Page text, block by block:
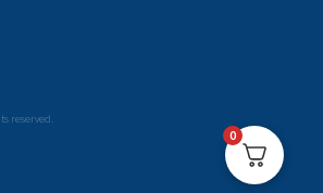
reserved.
0